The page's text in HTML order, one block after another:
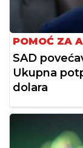
POMOĆ ZA
SAD
Ukupna
dolara